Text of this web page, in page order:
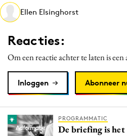
Merkstrategie
PR
Programmatic
Purpose Marketing
Reputatie & crisis
Ellen Elsinghorst
Reacties:
Om een reactie achter te laten is een
Inloggen Abonneer
PROGRAMMATIC
De briefing is het